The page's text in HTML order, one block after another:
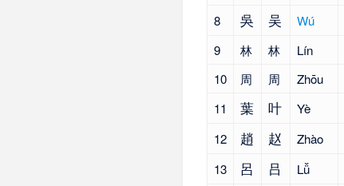
8
吳 吴 Wú
9
林 林 Lín
10
周 周 Zhōu
11
葉 叶 Yè
12
趙 赵 Zhào
13
呂 吕 Lǚ